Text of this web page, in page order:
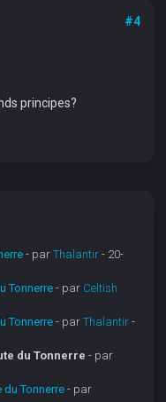
#4
principes?
- parThalantir - 20-
Tonnerre - par Celtish
Tonnerre - parThalantir -
du Tonnerre - par
du Tonnerre - par